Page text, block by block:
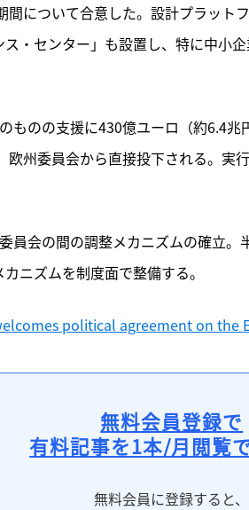
間について合意した。設計プラット
・センター」も設置し、特に中小
ものの支援に430億ユーロ（約6.4
欧州委員会から直接投下される。実
員会の間の調整メカニズムの確立。
ニズムを制度面で整備する。
political agreement on the
無料会員登録で
有料記事を1本/月閲覧
無料会員に登録すると、